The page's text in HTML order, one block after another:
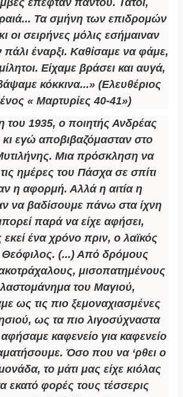
έπεφταν παντού. Τατόι,
Τα σμήνη των επιδρομών
οι σειρήνες μόλις εσήμαιναν
πάλι έναρξι. Καθίσαμε να φάμε,
Είχαμε βράσει και αυγά,
κόκκινα...» (Ελευθέριος
« Μαρτυρίες 40-41»)
του 1935, ο ποιητής Ανδρέας
κι εγώ αποβιβαζόμασταν στο
Μια πρόσκληση να
ημέρες του Πάσχα σε σπίτι
η αφορμή. Αλλά η αιτία η
να βαδίσουμε πάνω στα ίχνη
παρά να είχε αφήσει,
εκεί ένα χρόνο πριν, ο λαϊκός
(...) Από δρόμους
μισοπατημένους
του Μαγιού,
ως τις πιο ξεμοναχιασμένες
ως τα πιο λιγοσύχναστα
καφενείο για καφενείο
Όσο που να ‘ρθει ο
το μάτι μας είχε κιόλας
εκατό φορές τους τέσσερις